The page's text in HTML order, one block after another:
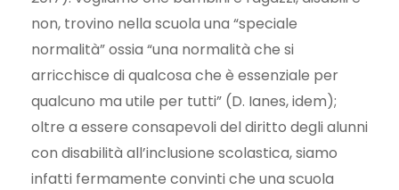
non, trovino nella scuola una “speciale
normalità” ossia “una normalità che si
arricchisce di qualcosa che è essenziale per
qualcuno ma utile per tutti” (D. Ianes, idem);
oltre a essere consapevoli del diritto degli alunni
con disabilità all’inclusione scolastica, siamo
infatti fermamente convinti che una scuola